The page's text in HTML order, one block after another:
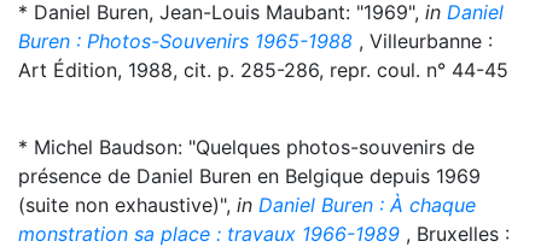
* Daniel Buren, Jean-Louis Maubant: "1969", in Daniel
Buren : Photos-Souvenirs 1965-1988 , Villeurbanne :
Art Édition, 1988, cit. p. 285-286, repr. coul. n° 44-45
* Michel Baudson: "Quelques photos-souvenirs de
présence de Daniel Buren en Belgique depuis 1969
(suite non exhaustive)", in Daniel Buren : À chaque
monstration sa place : travaux 1966-1989 , Bruxelles :